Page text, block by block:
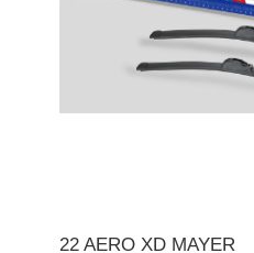
22 AERO XD MAYER